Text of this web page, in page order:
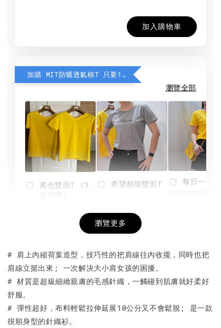
加入購物車
加購 MIT防曬透氣棉T 只要190元
瀏覽全部
素色雙面T (3
+
希望相隨雙面T
NT$ 190
-
每日一笑
加入購物車
瀏覽更多
# 肩上內縮荷葉造型，技巧性的把肩線往內收攏，同時也把
肩線立挺出來; 一次解決大小肩女孩的困擾。
# 材質是超級細緻親膚的毛感針織，一觸碰到肌膚就好柔好
舒服。
# 彈性超好，布料輕鬆拉伸延展10公分又不會鬆脫; 是一款
很順身型的針織衫。